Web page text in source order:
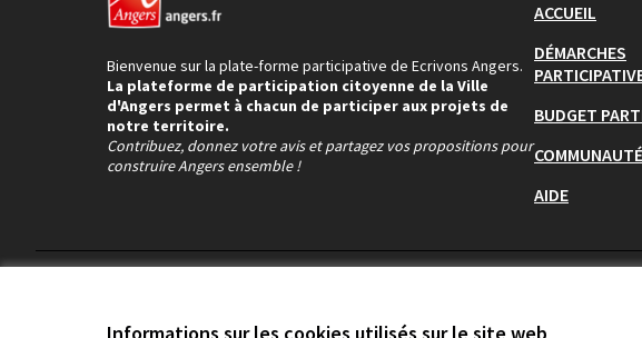
Informations sur les cookies utilisés sur le site web
Bienvenue sur la plate-forme participative de Ecrivons Angers.
La plateforme de participation citoyenne de la Ville
d'Angers permet à chacun de participer aux projets de
notre territoire.
Contribuez, donnez votre avis et partagez vos propositions pour
construire Angers ensemble !
ACCUEIL
DÉMARCHES
BUDGET
AIDE